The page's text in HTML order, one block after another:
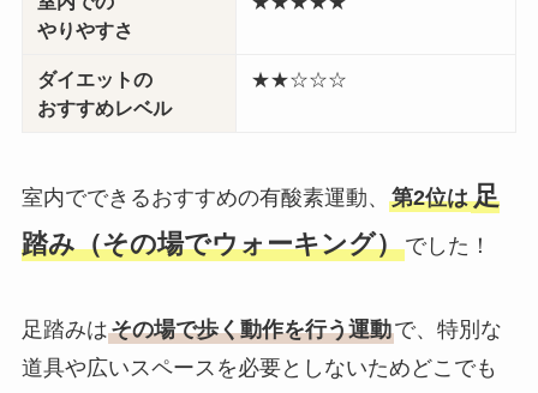
やりやすさ
ダイエットの
おすすめレベル
★★☆☆☆
室内でできるおすすめの有酸素運動、 第2位は 足
踏み（その場でウォーキング）でした！
足踏みはその場で歩く動作を行う運動で、特別な
道具や広いスペースを必要としないためどこでも